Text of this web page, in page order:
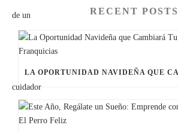
RECENT POSTS